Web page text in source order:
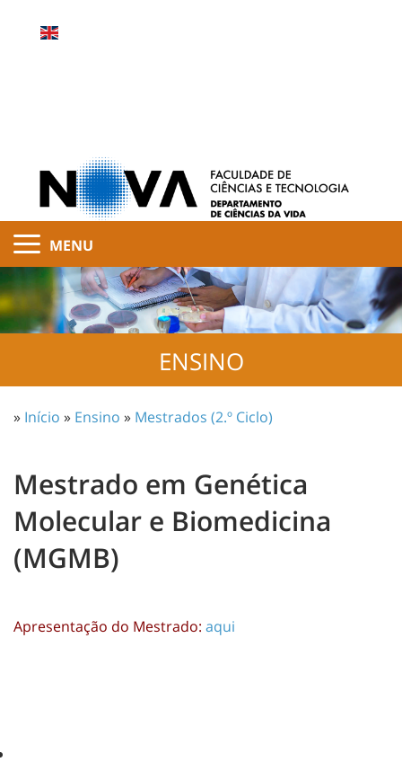
MENU
ENSINO
» Início » Ensino » Mestrados (2.º Ciclo)
Mestrado em Genética
Molecular e Biomedicina
(MGMB)
Apresentação do Mestrado: aqui